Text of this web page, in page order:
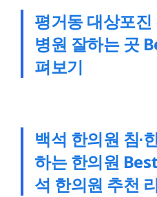
평거동 대상포진
병원 잘하는 곳
펴보기
백석 한의원 침·
하는 한의원
석 한의원 추천